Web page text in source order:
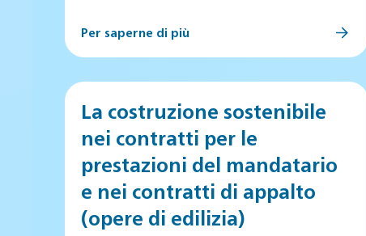
Per saperne di più
La costruzione sostenibile
nei contratti per le
prestazioni del mandatario
e nei contratti di appalto
(opere di edilizia)